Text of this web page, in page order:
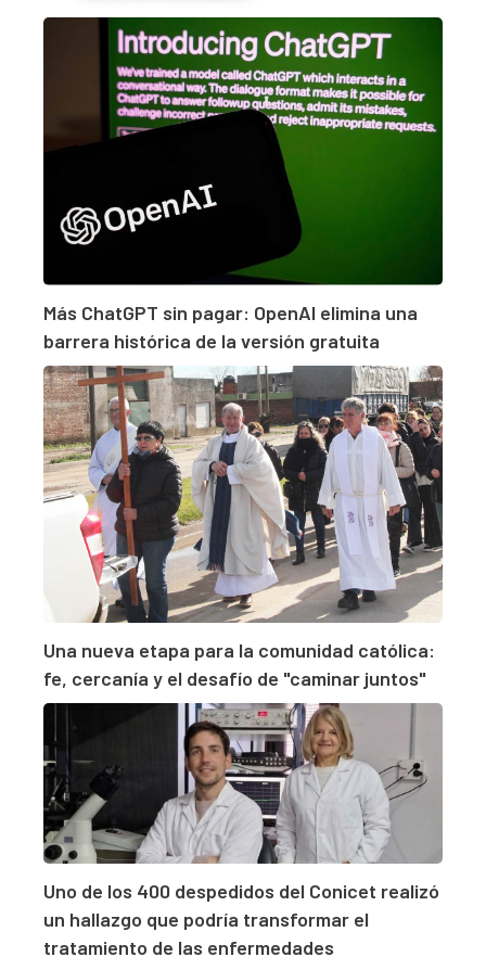
Más ChatGPT sin pagar: OpenAI elimina una
barrera histórica de la versión gratuita
Una nueva etapa para la comunidad católica:
fe, cercanía y el desafío de "caminar juntos"
Uno de los 400 despedidos del Conicet realizó
un hallazgo que podría transformar el
tratamiento de las enfermedades